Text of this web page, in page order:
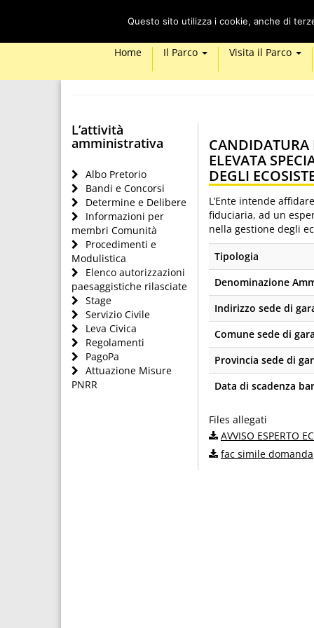
Home Il Parco Visita il Parco
L’attività
amministrativa
Albo Pretorio
Bandi e Concorsi
Determine e Delibere
Informazioni per
membri Comunità
Procedimenti e
Modulistica
Elenco autorizzazioni
paesaggistiche rilasciate
Stage
Servizio Civile
Leva Civica
Regolamenti
PagoPa
Attuazione Misure
PNRR
CANDIDATURA
ELEVATA
DEGLI
L’Ente intende
fiduciaria, ad un
nella gestione degli
Tipologia
Denominazione
Indirizzo sede di
Comune sede di gara
Provincia sede di
Data di scadenza
Files allegati
AVVISO ESPERTO
fac simile domanda
Questo sito utilizza i cookie, anche di